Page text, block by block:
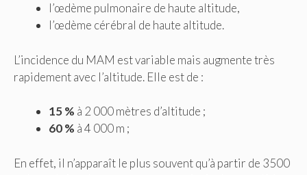
l’œdème pulmonaire de haute altitude,
l’œdème cérébral de haute altitude.
L’incidence du MAM est variable mais augmente très
rapidement avec l’altitude. Elle est de :
15 % à 2 000 mètres d’altitude ;
60 % à 4 000 m ;
En effet, il n’apparaît le plus souvent qu’à partir de 3500